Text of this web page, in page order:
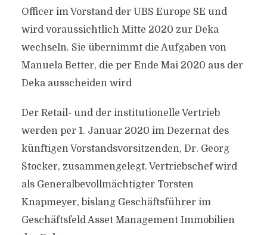
Officer im Vorstand der UBS Europe SE und
wird voraussichtlich Mitte 2020 zur Deka
wechseln. Sie übernimmt die Aufgaben von
Manuela Better, die per Ende Mai 2020 aus der
Deka ausscheiden wird
Der Retail- und der institutionelle Vertrieb
werden per 1. Januar 2020 im Dezernat des
künftigen Vorstandsvorsitzenden, Dr. Georg
Stocker, zusammengelegt. Vertriebschef wird
als Generalbevollmächtigter Torsten
Knapmeyer, bislang Geschäftsführer im
Geschäftsfeld Asset Management Immobilien